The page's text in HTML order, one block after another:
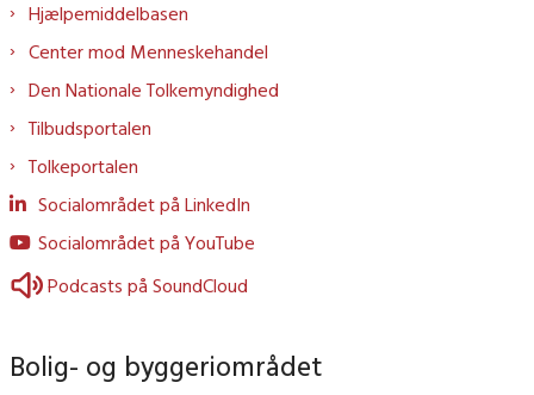
Hjælpemiddelbasen
Center mod Menneskehandel
Den Nationale Tolkemyndighed
Tilbudsportalen
Tolkeportalen
Socialområdet på LinkedIn
Socialområdet på YouTube
Podcasts på SoundCloud
Bolig- og byggeriområdet